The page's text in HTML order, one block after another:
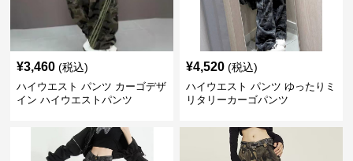
¥3,460 (税込)
ハイウエスト パンツ カーゴデザ
イン ハイウエストパンツ
¥4,520 (税込)
ハイウエスト パンツ ゆったりミ
リタリーカーゴパンツ